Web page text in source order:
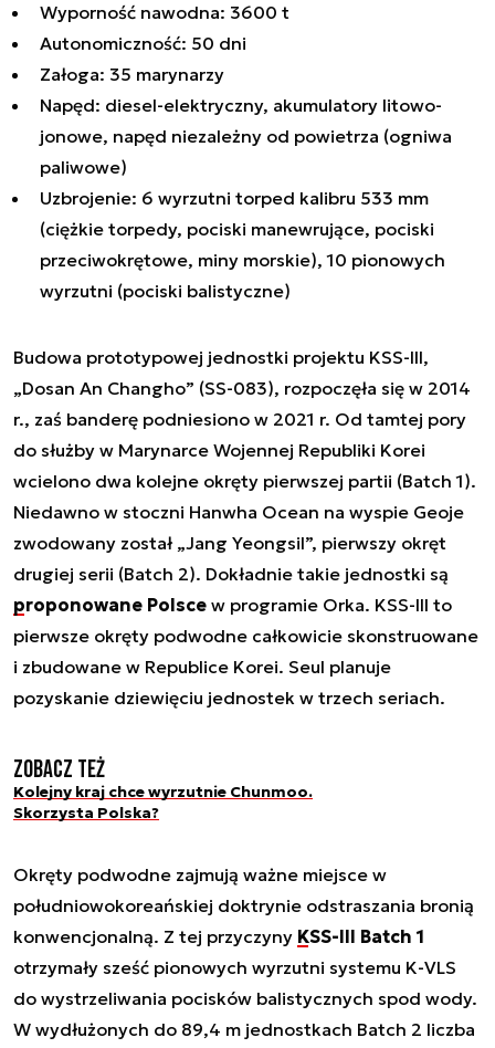
Wyporność nawodna: 3600 t
Autonomiczność: 50 dni
Załoga: 35 marynarzy
Napęd: diesel-elektryczny, akumulatory litowo-
jonowe, napęd niezależny od powietrza (ogniwa
paliwowe)
Uzbrojenie: 6 wyrzutni torped kalibru 533 mm
(ciężkie torpedy, pociski manewrujące, pociski
przeciwokrętowe, miny morskie), 10 pionowych
wyrzutni (pociski balistyczne)
Budowa prototypowej jednostki projektu KSS-III,
„Dosan An Changho” (SS-083), rozpoczęła się w 2014
r., zaś banderę podniesiono w 2021 r. Od tamtej pory
do służby w Marynarce Wojennej Republiki Korei
wcielono dwa kolejne okręty pierwszej partii (Batch 1).
Niedawno w stoczni Hanwha Ocean na wyspie Geoje
zwodowany został „Jang Yeongsil”, pierwszy okręt
drugiej serii (Batch 2). Dokładnie takie jednostki są
proponowane Polsce w programie Orka. KSS-III to
pierwsze okręty podwodne całkowicie skonstruowane
i zbudowane w Republice Korei. Seul planuje
pozyskanie dziewięciu jednostek w trzech seriach.
Zobacz też
Kolejny kraj chce wyrzutnie Chunmoo.
Skorzysta Polska?
Okręty podwodne zajmują ważne miejsce w
południowokoreańskiej doktrynie odstraszania bronią
konwencjonalną. Z tej przyczyny KSS-III Batch 1
otrzymały sześć pionowych wyrzutni systemu K-VLS
do wystrzeliwania pocisków balistycznych spod wody.
W wydłużonych do 89,4 m jednostkach Batch 2 liczba